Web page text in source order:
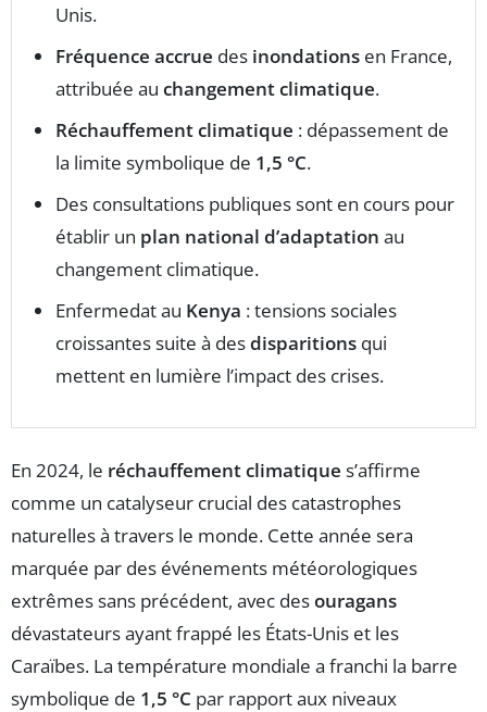
Unis.
Fréquence accrue des inondations en France,
attribuée au changement climatique.
Réchauffement climatique : dépassement de
la limite symbolique de 1,5 °C.
Des consultations publiques sont en cours pour
établir un plan national d’adaptation au
changement climatique.
Enfermedat au Kenya : tensions sociales
croissantes suite à desdisparitions qui
mettent en lumière l’impact des crises.
En 2024, le réchauffement climatique s’affirme
comme un catalyseur crucial des catastrophes
naturelles à travers le monde. Cette année sera
marquée par des événements météorologiques
extrêmes sans précédent, avec desouragans
dévastateurs ayant frappé les États-Unis et les
Caraïbes. La température mondiale a franchi la barre
symbolique de 1,5 °C par rapport aux niveaux